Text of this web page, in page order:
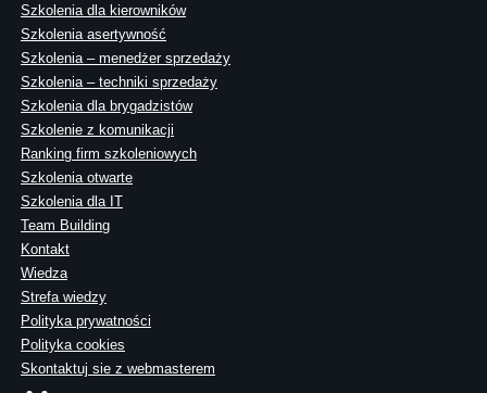
Szkolenia dla kierowników
Szkolenia asertywność
Szkolenia – menedżer sprzedaży
Szkolenia – techniki sprzedaży
Szkolenia dla brygadzistów
Szkolenie z komunikacji
Ranking firm szkoleniowych
Szkolenia otwarte
Szkolenia dla IT
Team Building
Kontakt
Wiedza
Strefa wiedzy
Polityka prywatności
Polityka cookies
Skontaktuj sie z webmasterem